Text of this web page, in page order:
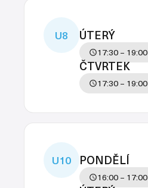
U8 ÚTERÝ
17:30 – 19:00
ČTVRTEK
17:30 – 19:00
U10 PONDĚLÍ
16:00 – 17:00